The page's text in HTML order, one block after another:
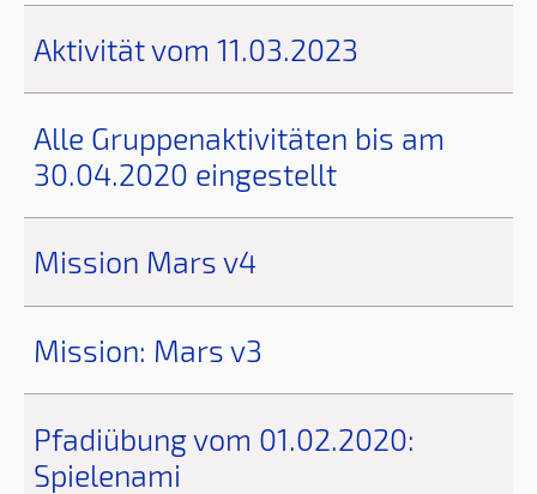
Aktivität vom 11.03.2023
Alle Gruppenaktivitäten bis am
30.04.2020 eingestellt
Mission Mars v4
Mission: Mars v3
Pfadiübung vom 01.02.2020:
Spielenami